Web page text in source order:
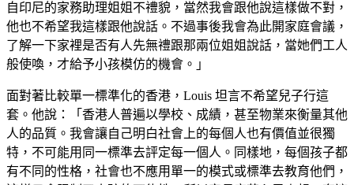
自印尼的家務助理姐姐不禮貌，當然我會跟他說這樣做不對，
他也不希望我這樣跟他說話。不過事後我會為此開家庭會議，
了解一下家裡是否有人先無禮跟那兩位姐姐說話，當她們工人
般使喚，才給予小孩模仿的機會。」
面對著比較單一標準化的香港，Louis 坦言不希望兒子行這
套。他說：「香港人普遍以學校、成績，甚至物業來衡量其他
人的品質。我會讓自己明白社會上的每個人也有價值並很獨
特，不可能用同一標準去評定每一個人。同樣地，每個孩子都
有不同的性格，社會也不應用單一的模式或標準去教育他們，